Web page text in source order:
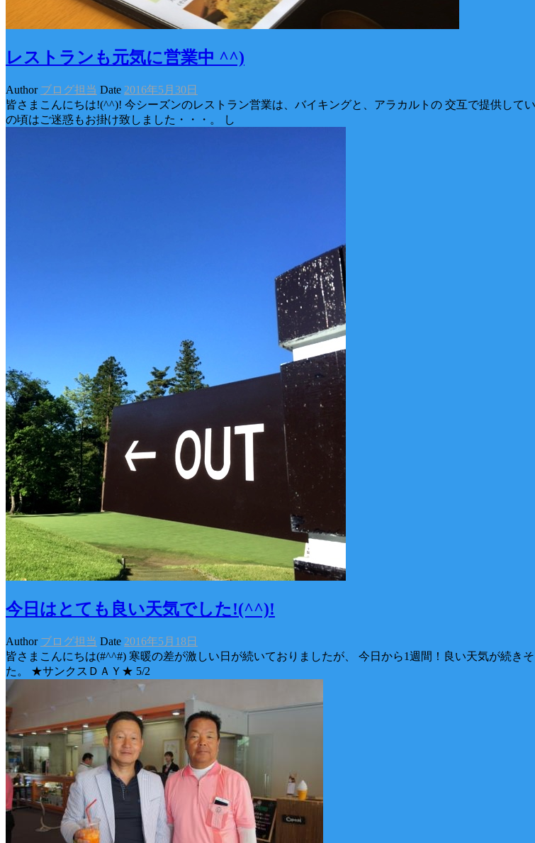
レストランも元気に営業中 ^^)
Author ブログ担当 Date 2016年5月30日
皆さまこんにちは!(^^)! 今シーズンのレストラン営業は、バイキングと、アラカルトの 交互で提供し
の頃はご迷惑もお掛け致しました・・・。 し
今日はとても良い天気でした!(^^)!
Author ブログ担当 Date 2016年5月18日
皆さまこんにちは(#^^#) 寒暖の差が激しい日が続いておりましたが、 今日から1週間！良い天気が続き
た。 ★サンクスＤＡＹ★ 5/2